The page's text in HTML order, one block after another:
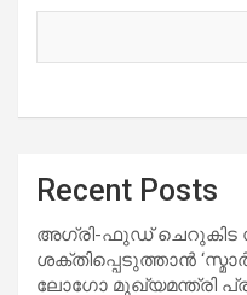
Recent Posts
അഗ്രി-ഫുഡ് ചെറുകിട
ശക്തിപ്പെടുത്താന്‍
ലോഗോ മുഖ്യമന്ത്രി